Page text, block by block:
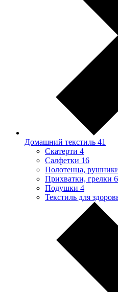
Домашний текстиль 41
Скатерти 4
Салфетки 16
Полотенца,
Прихватки, грелки 6
Подушки 4
Текстиль для